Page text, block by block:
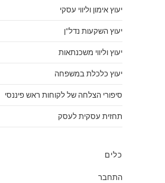
יעוץ אימון וליווי עסקי
יעוץ השקעות נדל"ן
יעוץ וליווי משכנתאות
יעוץ כלכלת במשפחה
סיפורי הצלחה של לקוחות ראש פיננסי
תחזית עסקית לעסק
כלים
התחבר